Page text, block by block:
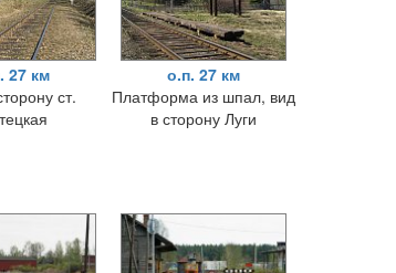
27 км
ст.
о.п. 27 км
Платформа из шпал, вид
в сторону Луги